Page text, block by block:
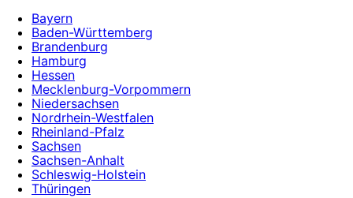
Bayern
Baden-Württemberg
Brandenburg
Hamburg
Hessen
Mecklenburg-Vorpommern
Niedersachsen
Nordrhein-Westfalen
Rheinland-Pfalz
Sachsen
Sachsen-Anhalt
Schleswig-Holstein
Thüringen